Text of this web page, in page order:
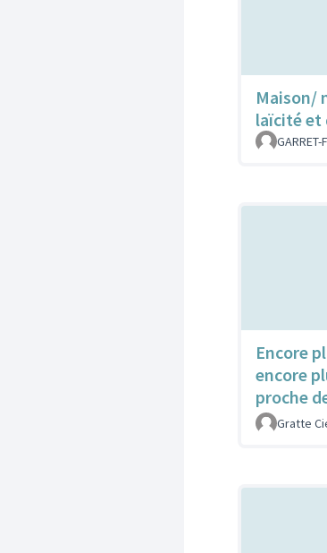
Maison/
laïcité et
GARRET-
Encore
encore
proche
Gratte